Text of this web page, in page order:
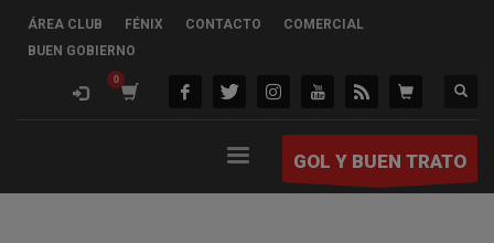
ÁREA CLUB FÉNIX CONTACTO
COMERCIAL
BUEN GOBIERNO
GOL Y BUEN TRATO